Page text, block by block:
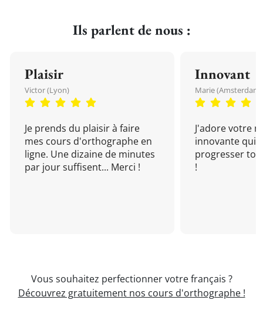
Ils parlent de nous :
Plaisir
Victor (Lyon)
Je prends du plaisir à faire
mes cours d'orthographe en
ligne. Une dizaine de minutes
par jour suffisent... Merci !
Innovant
Marie (Amsterdam)
J'adore votre
innovante qui
progresser
!
Vous souhaitez perfectionner votre français ?
Découvrez gratuitement nos cours d'orthographe !